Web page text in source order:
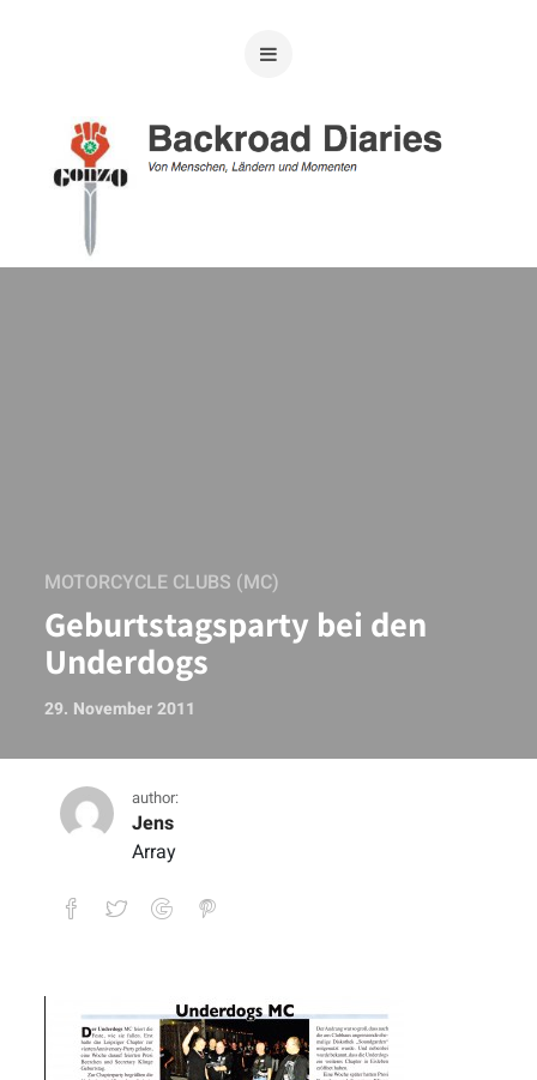
MOTORCYCLE CLUBS (MC)
Geburtstagsparty bei den
Underdogs
29. November 2011
author:
Jens
Array
Geburtstagsparty bei den Underdogs